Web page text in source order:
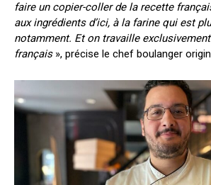
faire un copier-coller de la recette
aux ingrédients d’ici, à la farine qui est
notamment. Et on travaille exclusiveme
français », précise le chef boulanger